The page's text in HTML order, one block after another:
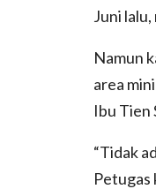
Juni
Namun
area
Ibu Tien
“Tidak
Petugas